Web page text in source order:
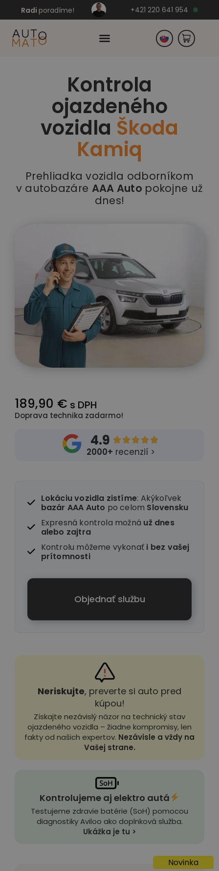
Radi poradíme! +421 220 641 954
Kontrola
ojazdeného
vozidla Škoda
Kamiq
Prehliadka vozidla odborníkom
v autobazáre AAA Auto pokojne už
dnes!
189,90 € s DPH
Doprava technika zadarmo!
4.9 
2000+ recenzií >
Lokáciu vozidla zistíme: Akýkoľvek
bazár AAA Auto po celom Slovensku
Expresná kontrola možná už dnes
alebo zajtra
Kontrolu môžeme vykonať i bez vašej
prítomnosti
Objednať službu
Neriskujte, preverte si auto pred
kúpou!
Získajte nezávislý názor na technický stav
ojazdeného vozidla – žiadne kompromisy, len
fakty od našich expertov. Nezávisle a vždy na
Vašej strane.
Kontrolujeme aj elektro autá
Testujeme zdravie batérie (SoH) pomocou
diagnostiky Aviloo ako doplnková služba.
Ukážka je tu >
Novinka